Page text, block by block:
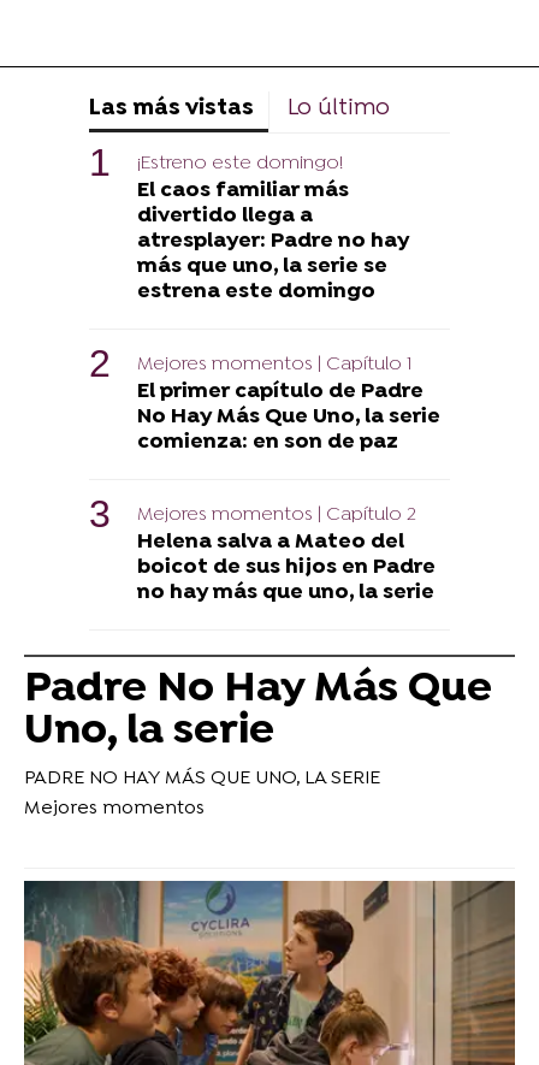
Las más vistas Lo último
¡Estreno este domingo!
El caos familiar más
divertido llega a
atresplayer: Padre no hay
más que uno, la serie se
estrena este domingo
Mejores momentos | Capítulo 1
El primer capítulo de Padre
No Hay Más Que Uno, la serie
comienza: en son de paz
Mejores momentos | Capítulo 2
Helena salva a Mateo del
boicot de sus hijos en Padre
no hay más que uno, la serie
Padre No Hay Más Que
Uno, la serie
PADRE NO HAY MÁS QUE UNO, LA SERIE
Mejores momentos